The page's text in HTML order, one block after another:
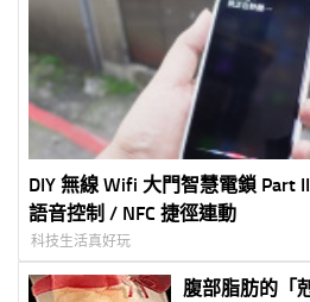
DIY 無線 Wifi 大門智慧電鎖 Part
語音控制 / NFC 捷徑連動
科技生活真好玩
腹部脂肪的「